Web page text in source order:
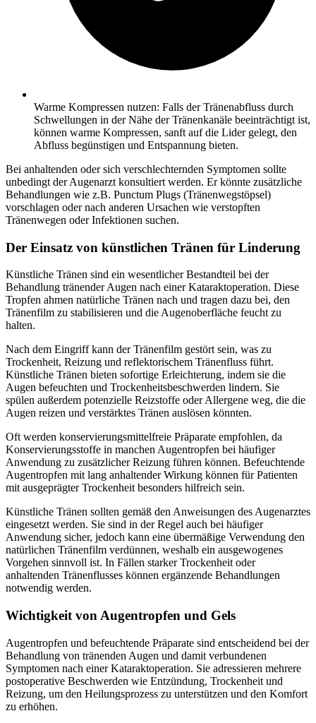
Warme Kompressen nutzen: Falls der Tränenabfluss durch
Schwellungen in der Nähe der Tränenkanäle beeinträchtigt ist,
können warme Kompressen, sanft auf die Lider gelegt, den
Abfluss begünstigen und Entspannung bieten.
Bei anhaltenden oder sich verschlechternden Symptomen sollte
unbedingt der Augenarzt konsultiert werden. Er könnte zusätzliche
Behandlungen wie z.B. Punctum Plugs (Tränenwegstöpsel)
vorschlagen oder nach anderen Ursachen wie verstopften
Tränenwegen oder Infektionen suchen.
Der Einsatz von künstlichen Tränen für Linderung
Künstliche Tränen sind ein wesentlicher Bestandteil bei der
Behandlung tränender Augen nach einer Kataraktoperation. Diese
Tropfen ahmen natürliche Tränen nach und tragen dazu bei, den
Tränenfilm zu stabilisieren und die Augenoberfläche feucht zu
halten.
Nach dem Eingriff kann der Tränenfilm gestört sein, was zu
Trockenheit, Reizung und reflektorischem Tränenfluss führt.
Künstliche Tränen bieten sofortige Erleichterung, indem sie die
Augen befeuchten und Trockenheitsbeschwerden lindern. Sie
spülen außerdem potenzielle Reizstoffe oder Allergene weg, die die
Augen reizen und verstärktes Tränen auslösen könnten.
Oft werden konservierungsmittelfreie Präparate empfohlen, da
Konservierungsstoffe in manchen Augentropfen bei häufiger
Anwendung zu zusätzlicher Reizung führen können. Befeuchtende
Augentropfen mit lang anhaltender Wirkung können für Patienten
mit ausgeprägter Trockenheit besonders hilfreich sein.
Künstliche Tränen sollten gemäß den Anweisungen des Augenarztes
eingesetzt werden. Sie sind in der Regel auch bei häufiger
Anwendung sicher, jedoch kann eine übermäßige Verwendung den
natürlichen Tränenfilm verdünnen, weshalb ein ausgewogenes
Vorgehen sinnvoll ist. In Fällen starker Trockenheit oder
anhaltenden Tränenflusses können ergänzende Behandlungen
notwendig werden.
Wichtigkeit von Augentropfen und Gels
Augentropfen und befeuchtende Präparate sind entscheidend bei der
Behandlung von tränenden Augen und damit verbundenen
Symptomen nach einer Kataraktoperation. Sie adressieren mehrere
postoperative Beschwerden wie Entzündung, Trockenheit und
Reizung, um den Heilungsprozess zu unterstützen und den Komfort
zu erhöhen.